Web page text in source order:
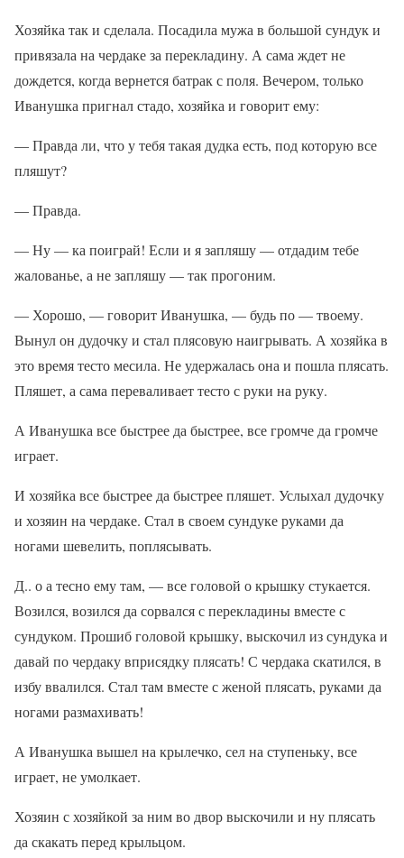
Хозяйка так и сделала. Посадила мужа в большой сундук и
привязала на чердаке за перекладину. А сама ждет не
дождется, когда вернется батрак с поля. Вечером, только
Иванушка пригнал стадо, хозяйка и говорит ему:
— Правда ли, что у тебя такая дудка есть, под которую все
пляшут?
— Правда.
— Ну — ка поиграй! Если и я запляшу — отдадим тебе
жалованье, а не запляшу — так прогоним.
— Хорошо, — говорит Иванушка, — будь по — твоему.
Вынул он дудочку и стал плясовую наигрывать. А хозяйка в
это время тесто месила. Не удержалась она и пошла плясать.
Пляшет, а сама переваливает тесто с руки на руку.
А Иванушка все быстрее да быстрее, все громче да громче
играет.
И хозяйка все быстрее да быстрее пляшет. Услыхал дудочку
и хозяин на чердаке. Стал в своем сундуке руками да
ногами шевелить, поплясывать.
Д.. о а тесно ему там, — все головой о крышку стукается.
Возился, возился да сорвался с перекладины вместе с
сундуком. Прошиб головой крышку, выскочил из сундука и
давай по чердаку вприсядку плясать! С чердака скатился, в
избу ввалился. Стал там вместе с женой плясать, руками да
ногами размахивать!
А Иванушка вышел на крылечко, сел на ступеньку, все
играет, не умолкает.
Хозяин с хозяйкой за ним во двор выскочили и ну плясать
да скакать перед крыльцом.